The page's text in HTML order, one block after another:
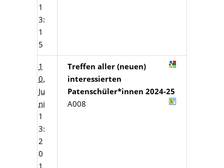
1
3:
1
5
1
0.
Ju
ni
1
3:
2
0
1
Treffen aller (neuen)
interessierten
Patenschüler*innen 2024-25
A008